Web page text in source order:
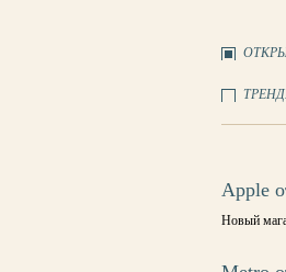
Apple
Новый